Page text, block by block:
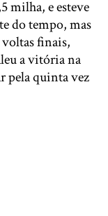
milha, e esteve
do tempo, mas
finais,
a vitória na
pela quinta vez